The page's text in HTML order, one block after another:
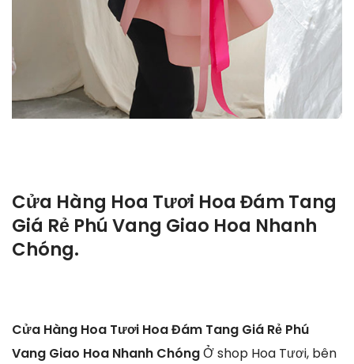
Cửa Hàng Hoa Tươi Hoa Đám Tang
Giá Rẻ Phú Vang Giao Hoa Nhanh
Chóng.
Cửa Hàng Hoa Tươi Hoa Đám Tang Giá Rẻ Phú
Vang Giao Hoa Nhanh ChóngỞ shop Hoa Tươi, bên